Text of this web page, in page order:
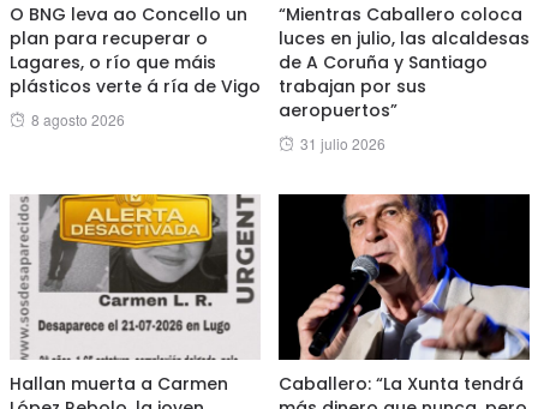
O BNG leva ao Concello un
plan para recuperar o
Lagares, o río que máis
plásticos verte á ría de Vigo
Posted
8 agosto 2026
“Mientras Caballero coloca
luces en julio, las alcaldesas
de A Coruña y Santiago
trabajan por sus
aeropuertos”
Posted
31 julio 2026
Hallan muerta a Carmen
Caballero: “La Xunta tendrá